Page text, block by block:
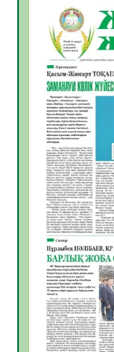
06.08.2026
06.08.2026
Көкжөтел
06.08.2026
АПВ
06.08.2026
Open Air:
06.08.2026
ЖАРҚЫН
МӘЖІЛІС
05.08.2026